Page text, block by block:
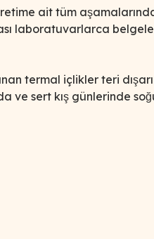
ait tüm
laboratuvarlarca
termal içlikler teri
ve sert kış günlerinde